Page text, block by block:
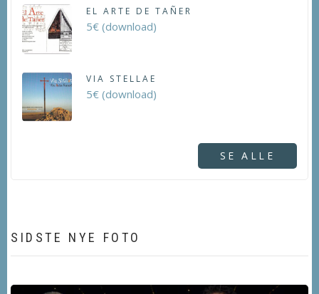
EL ARTE DE TAÑER
5€ (download)
VIA STELLAE
5€ (download)
SE ALLE
SIDSTE NYE FOTO